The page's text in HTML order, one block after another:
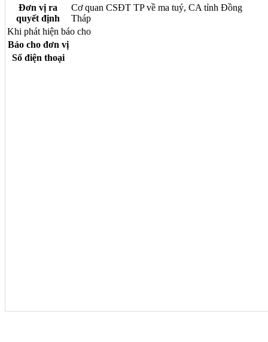
Đơn vị ra
quyết định
Cơ quan CSĐT TP về ma tuý, CA tỉnh Đồng
Tháp
Khi phát hiện báo cho
Báo cho đơn vị
Số điện thoại